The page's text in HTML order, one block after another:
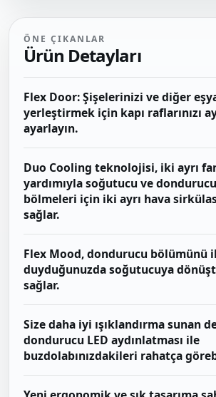
ÖNE ÇIKANLAR
Ürün Detayları
Flex Door: Şişelerinizi ve diğer
yerleştirmek için kapı raflarınızı
ayarlayın.
Duo Cooling teknolojisi, iki ayrı
yardımıyla soğutucu ve dondurucu
bölmeleri için iki ayrı hava
sağlar.
Flex Mood, dondurucu bölümünü
duyduğunuzda soğutucuya
sağlar.
Size daha iyi ışıklandırma sunan
dondurucu LED aydınlatması ile
buzdolabınızdakileri rahatça